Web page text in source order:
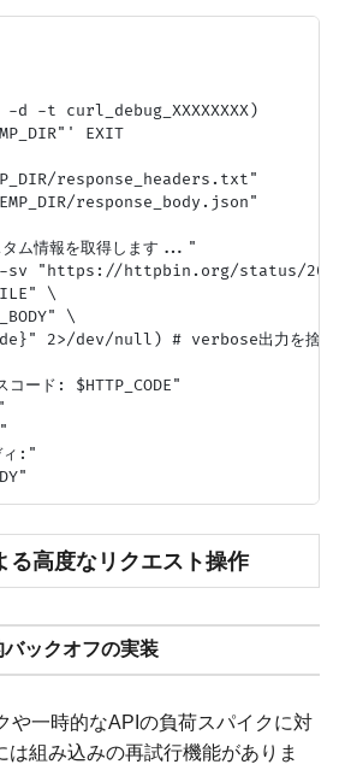
-d -t curl_debug_XXXXXXXX)
EXIT
response_headers.txt"
response_body.json"
ム情報を取得します..."
-sv "https://httpbin.org/status/
\
\
2>/dev/null) # verbose出力を捨て
コード: $HTTP_CODE"
ィ:"
る高度なリクエスト操作
ックオフの実装
や一時的なAPIの負荷スパイクに対
は組み込みの再試行機能がありま